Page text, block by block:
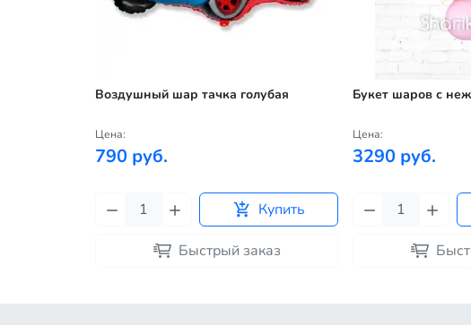
Воздушный шар тачка голубая
Цена:
790 руб.
Купить
Быстрый заказ
Букет шаров с
Цена:
3290 руб.